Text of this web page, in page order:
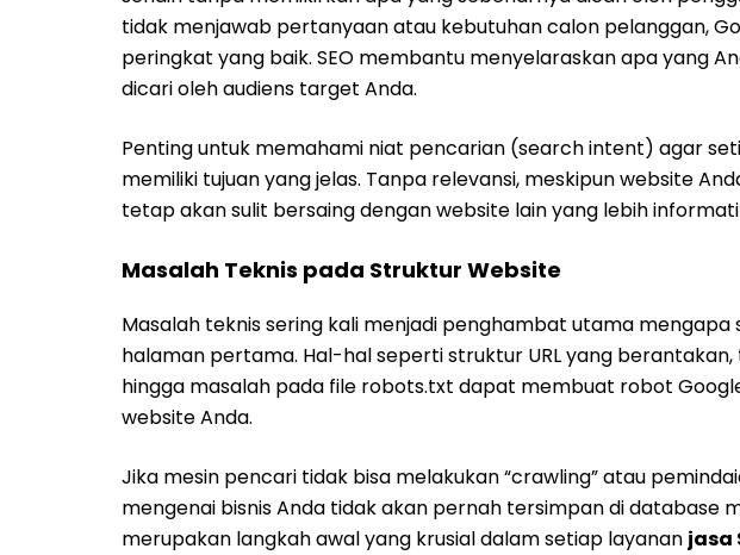
tidak menjawab pertanyaan atau kebutuhan calon pelanggan,
peringkat yang baik. SEO membantu menyelaraskan apa yang
dicari oleh audiens target Anda.
Penting untuk memahami niat pencarian (search intent) agar
memiliki tujuan yang jelas. Tanpa relevansi, meskipun website
tetap akan sulit bersaing dengan website lain yang lebih
Masalah Teknis pada Struktur Website
Masalah teknis sering kali menjadi penghambat utama mengapa
halaman pertama. Hal-hal seperti struktur URL yang
hingga masalah pada file robots.txt dapat membuat robot
website Anda.
Jika mesin pencari tidak bisa melakukan “crawling” atau
mengenai bisnis Anda tidak akan pernah tersimpan di database
merupakan langkah awal yang krusial dalam setiap layanan jasa